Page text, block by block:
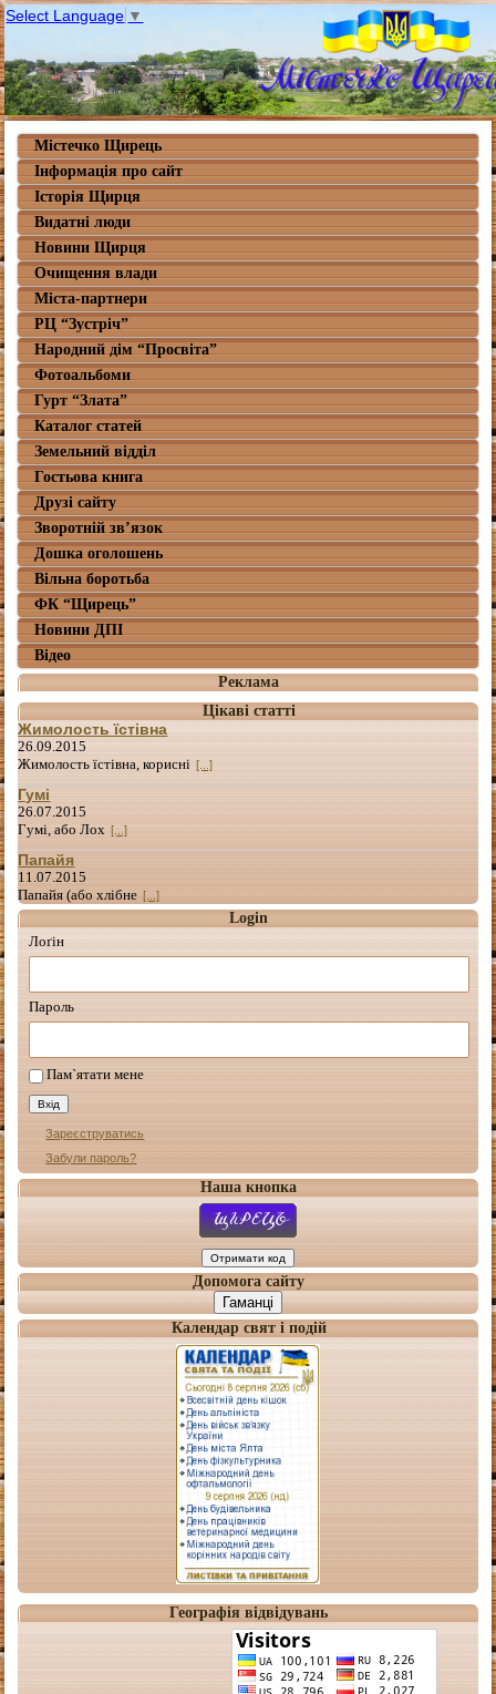
Select Language ▼
Містечко Щирець
Інформація про сайт
Історія Щирця
Видатні люди
Новини Щирця
Очищення влади
Міста-партнери
РЦ “Зустріч”
Народний дім “Просвіта”
Фотоальбоми
Гурт “Злата”
Каталог статей
Земельний відділ
Гостьова книга
Друзі сайту
Зворотній зв’язок
Дошка оголошень
Вільна боротьба
ФК “Щирець”
Новини ДПІ
Відео
Реклама
Цікаві статті
Жимолость їстівна
26.09.2015
Жимолость їстівна, корисні [...]
Гумі
26.07.2015
Гумі, або Лох [...]
Папайя
11.07.2015
Папайя (або хлібне [...]
Login
Лоґін
Пароль
Пам`ятати мене
Зареєструватись
Забули пароль?
Наша кнопка
Допомога сайту
Гаманці
Календар свят і подій
Географія відвідувань